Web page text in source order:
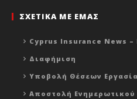
ΣΧΕΤΙΚΑ ΜΕ ΕΜΑΣ
Cyprus Insurance News –
Διαφήμιση
Υποβολή Θέσεων
Αποστολή Ενημερωτικού